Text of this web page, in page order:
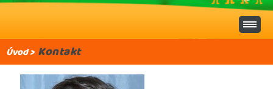
Úvod> Kontakt